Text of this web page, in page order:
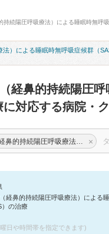
法）による睡眠時無呼吸症候群（
経鼻的持続陽圧
に対応する病院・
×
経鼻的持続陽圧呼吸療法）による
）の治療
日や時間帯を指定できます)